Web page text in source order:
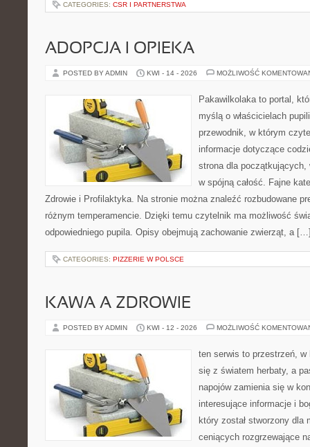
CATEGORIES: CSR I PARTNERSTWA
ADOPCJA I OPIEKA
POSTED BY ADMIN KWI - 14 - 2026 MOŻLIWOŚĆ
Pakawilkolaka to portal,
myślą o właścicielach
przewodnik, w którym
informacje dotyczące
strona dla początkujących,
w spójną całość. Fajne
Zdrowie i Profilaktyka. Na stronie można znaleźć rozbudowane
różnym temperamencie. Dzięki temu czytelnik ma możliwość
odpowiedniego pupila. Opisy obejmują zachowanie zwierząt, a
CATEGORIES: PIZZERIE W POLSCE
KAWA A ZDROWIE
POSTED BY ADMIN KWI - 12 - 2026 MOŻLIWOŚĆ
ten serwis to przestrzeń,
się z światem herbaty, a
napojów zamienia się w
interesujące informacje i
który został stworzony dla
ceniących rozgrzewające